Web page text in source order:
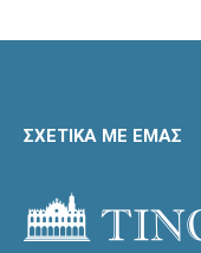
ΣΧΕΤΙΚΑ ΜΕ ΕΜΑΣ